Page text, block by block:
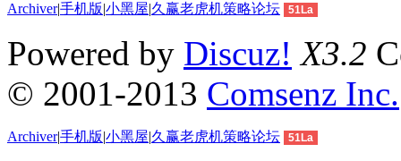
Archiver|手机版|小黑屋|久赢老虎机策略论坛 51La
Powered by Discuz! X3.2
© 2001-2013 Comsenz Inc.
Archiver|手机版|小黑屋|久赢老虎机策略论坛 51La